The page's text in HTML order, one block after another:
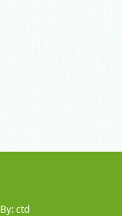
By: ctd